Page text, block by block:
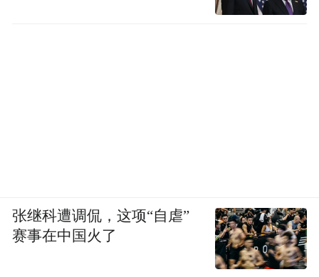
张继科遭调侃，这项“自虐”
赛事在中国火了